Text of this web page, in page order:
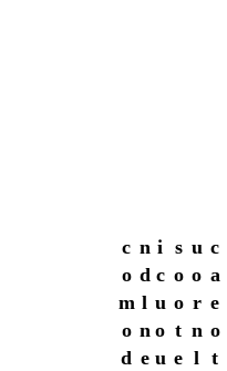
c n i s u c
o d c o o a
m l u o r e
o n o t n o
d e u e l t